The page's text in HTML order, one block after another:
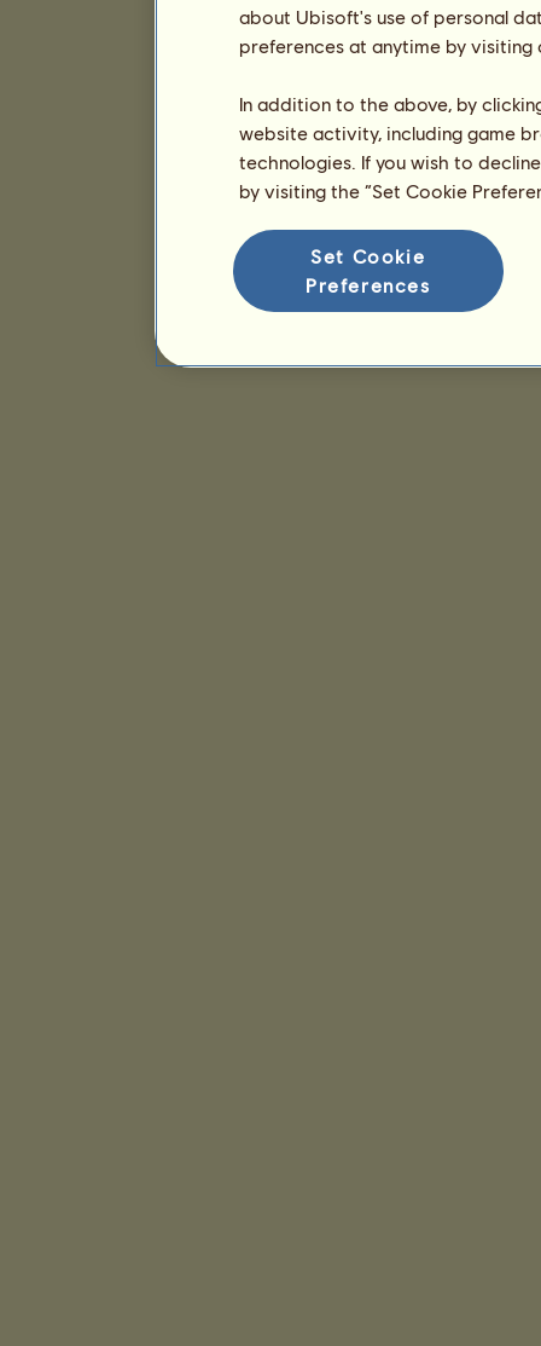
about Ubisoft's use of personal
preferences at anytime by
In addition to the above, by
website activity, including game
technologies. If you wish to
by visiting the “Set Cookie
Set Cookie
Preferences